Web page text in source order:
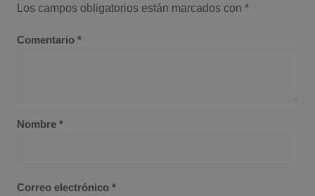
Los campos obligatorios están marcados con *
Comentario *
Nombre *
Correo electrónico *